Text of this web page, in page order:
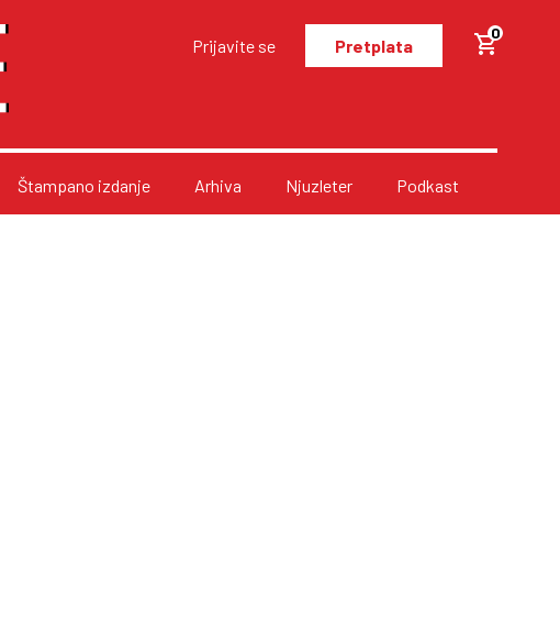
Prijavite se Pretplata
0
Štampano izdanje Arhiva Njuzleter Podkast